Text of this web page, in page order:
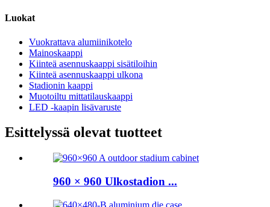
Luokat
Vuokrattava alumiinikotelo
Mainoskaappi
Kiinteä asennuskaappi sisätiloihin
Kiinteä asennuskaappi ulkona
Stadionin kaappi
Muotoiltu mittatilauskaappi
LED -kaapin lisävaruste
Esittelyssä olevat tuotteet
960 × 960 Ulkostadion ...